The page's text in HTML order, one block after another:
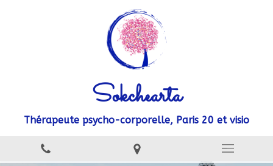
Sokchearta
Thérapeute psycho-corporelle, Paris 20 et visio